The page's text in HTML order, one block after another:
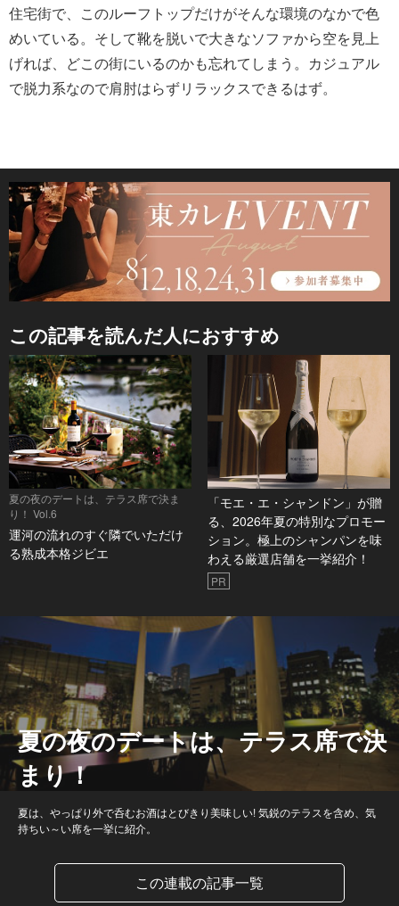
住宅街で、このルーフトップだけがそんな環境のなかで色
めいている。そして靴を脱いで大きなソファから空を見上
げれば、どこの街にいるのかも忘れてしまう。カジュアル
で脱力系なので肩肘はらずリラックスできるはず。
この記事を読んだ人におすすめ
夏の夜のデートは、テラス席で決ま
り！ Vol.6
運河の流れのすぐ隣でいただけ
る熟成本格ジビエ
「モエ・エ・シャンドン」が贈
る、2026年夏の特別なプロモー
ション。極上のシャンパンを味
わえる厳選店舗を一挙紹介！
PR
夏の夜のデートは、テラス席で決
まり！
夏は、やっぱり外で呑むお酒はとびきり美味しい! 気鋭のテラスを含め、気
持ちい～い席を一挙に紹介。
この連載の記事一覧